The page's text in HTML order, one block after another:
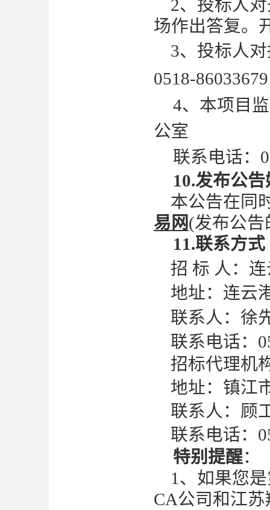
2、投标人
场作出答复。
3、 投标人对
0518-86033679
4、本项目
公室
联系电话：
10.发布公告
本公告在同
易网(发布公
11.联系方式
招 标 人：
地址：连云
联系人： 徐
联系电话：
招标代理机
地址： 镇江
联系人： 顾
联系电话：
特别提醒：
1、如果您
CA公司和江